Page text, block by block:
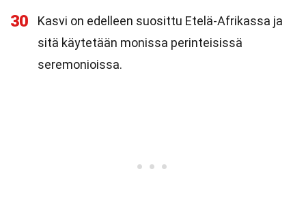
30
Kasvi on edelleen suosittu Etelä-Afrikassa ja
sitä käytetään monissa perinteisissä
seremonioissa.